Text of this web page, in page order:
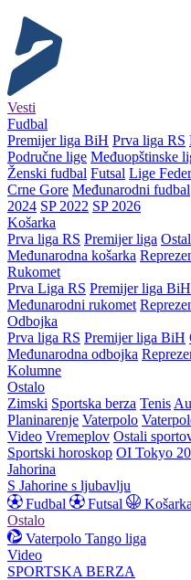
Vesti
Fudbal
Premijer liga BiH Prva liga RS
Područne lige Međuopštinske
Ženski fudbal Futsal Lige
Crne Gore Međunarodni fudbal
2024 SP 2022 SP 2026
Košarka
Prva liga RS Premijer liga
Međunarodna košarka
Rukomet
Prva Liga RS Premijer liga BiH
Međunarodni rukomet
Odbojka
Prva liga RS Premijer liga BiH
Međunarodna odbojka
Kolumne
Ostalo
Zimski Sportska berza Tenis
Planinarenje Vaterpolo
Video Vremeplov Ostali
Sportski horoskop OI Tokyo
Jahorina
S Jahorine s ljubavlju
Fudbal
Futsal Košarka
Ostalo
Vaterpolo Tango liga
Video
SPORTSKA BERZA